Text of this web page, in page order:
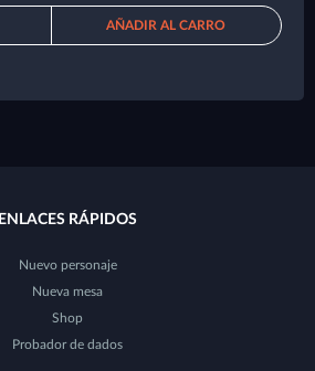
AÑADIR AL CARRO
ENLACES RÁPIDOS
Nuevo personaje
Nueva mesa
Shop
Probador de dados